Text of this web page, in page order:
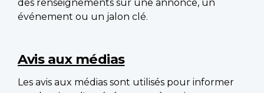
des renseignements sur une annonce, un
événement ou un jalon clé.
Avis aux médias
Les avis aux médias sont utilisés pour informer